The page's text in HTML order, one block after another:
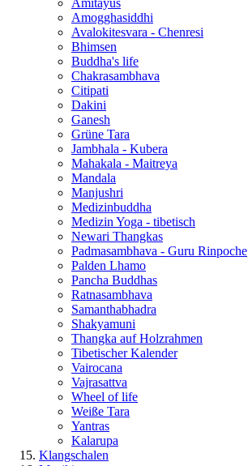
Amitayus
Amogghasiddhi
Avalokitesvara - Chenresi
Bhimsen
Buddha's life
Chakrasambhava
Citipati
Dakini
Ganesh
Grüne Tara
Jambhala - Kubera
Mahakala - Maitreya
Mandala
Manjushri
Medizinbuddha
Medizin Yoga - tibetisch
Newari Thangkas
Padmasambhava - Guru Rinpoche
Palden Lhamo
Pancha Buddhas
Ratnasambhava
Samanthabhadra
Shakyamuni
Thangka auf Holzrahmen
Tibetischer Kalender
Vairocana
Vajrasattva
Wheel of life
Weiße Tara
Yantras
Kalarupa
Klangschalen